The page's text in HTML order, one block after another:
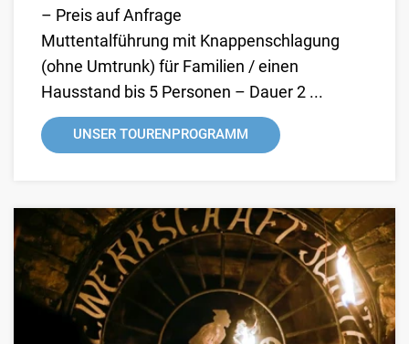
– Preis auf Anfrage
Muttentalführung mit Knappenschlagung
(ohne Umtrunk) für Familien / einen
Hausstand bis 5 Personen – Dauer 2 ...
UNSER TOURENPROGRAMM